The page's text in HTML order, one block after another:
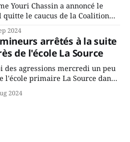
Youri Chassin a annoncé le
le caucus de la Coalition
Legault parce qu'il est déçu du
surtout de son incapacité, qu'il
2024
arrêtés à la suite
de l'école La Source
des agressions mercredi un peu
l'école primaire La Source dans
Saint-Jérôme. L'une de deux
sous un véhicule et aspergée
2024